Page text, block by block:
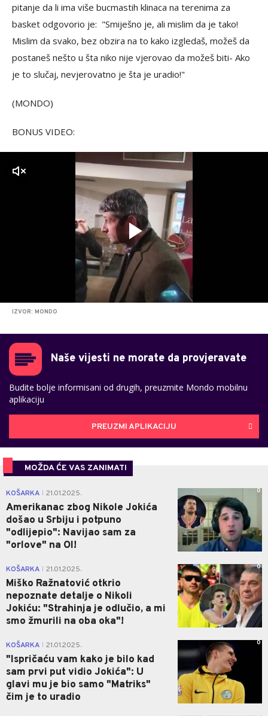
pitanje da li ima više bucmastih klinaca na terenima za
basket odgovorio je: "Smiješno je, ali mislim da je tako!
Mislim da svako, bez obzira na to kako izgledaš, možeš da
postaneš nešto u šta niko nije vjerovao da možeš biti- Ako
je to slučaj, nevjerovatno je šta je uradio!"
(MONDO)
BONUS VIDEO:
IZVOR: MONDO
Naše vijesti ne morate da provjeravate
Budite bolje informisani od drugih, preuzmite Mondo mobilnu
aplikaciju
PREUZMI APLIKACIJU
MOŽDA ĆE VAS ZANIMATI
KOŠARKA 21.01.2025.
Amerikanac zbog Nikole Jokića
došao u Srbiju i potpuno
"odlijepio": Navijao sam za
"orlove" na OI!
0
KOŠARKA 21.01.2025.
Miško Ražnatović otkrio
nepoznate detalje o Nikoli
Jokiću: "Strahinja je odlučio, a mi
smo žmurili na oba oka"!
0
KOŠARKA 21.01.2025.
"Ispričaću vam kako je bilo kad
sam prvi put vidio Jokića": U
glavi mu je bio samo "Matriks"
čim je to uradio
0